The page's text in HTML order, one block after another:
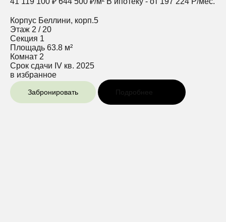
Корпус Беллини, корп.5
Этаж 2 / 20
Секция 1
Площадь 63.8 м²
Комнат 2
Срок сдачи IV кв. 2025
в избранное
Забронировать Подробнее